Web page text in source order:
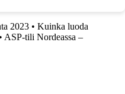
2023 • Kuinka luoda
• ASP-tili Nordeassa –